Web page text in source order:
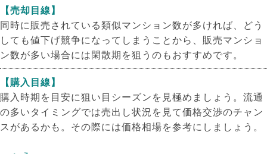
【売却目線】
同時に販売されている類似マンション数が多ければ、どう
しても値下げ競争になってしまうことから、販売マンショ
ン数が多い場合には閑散期を狙うのもおすすめです。
【購入目線】
購入時期を目安に狙い目シーズンを見極めましょう。流通
の多いタイミングでは売出し状況を見て価格交渉のチャン
スがあるかも。その際には価格相場を参考にしましょう。